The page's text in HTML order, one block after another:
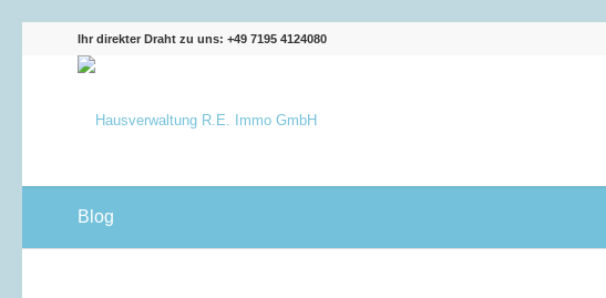
Ihr direkter Draht zu uns: +49 7195 4124080
Blog